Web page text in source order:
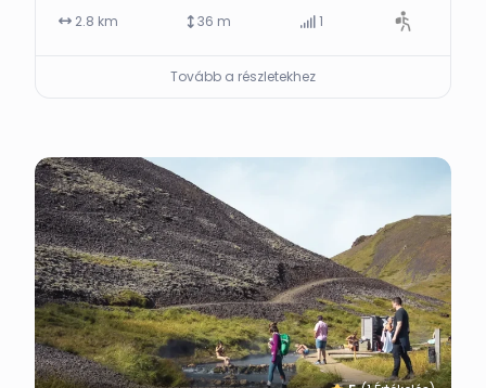
2.8 km 36 m 1
Tovább a részletekhez